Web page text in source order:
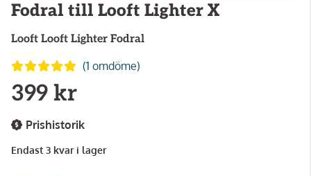
Fodral till Looft Lighter X
Looft Looft Lighter Fodral
(1 omdöme)
399 kr
Prishistorik
Endast 3 kvar i lager